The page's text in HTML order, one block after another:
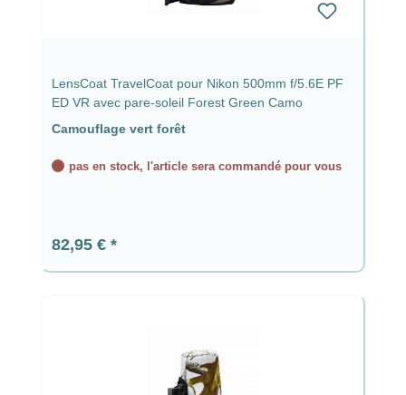
LensCoat TravelCoat pour Nikon 500mm f/5.6E PF
ED VR avec pare-soleil Forest Green Camo
Camouflage vert forêt
pas en stock, l'article sera commandé pour vous
Prix régulier :
82,95 €